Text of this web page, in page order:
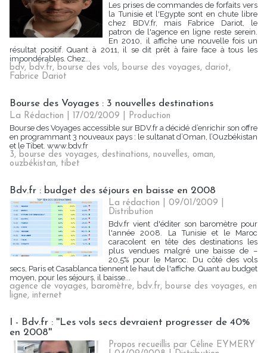
Les prises de commandes de forfaits vers
la Tunisie et l'Egypte sont en chute libre
chez BDV.fr, mais Fabrice Dariot, le
patron de l'agence en ligne reste serein.
En 2010, il affiche une nouvelle fois un
résultat positif. Quant à 2011, il se dit prêt à faire face à tous les
impondérables. Chez...
bdv, bdv.fr, bourse des vols, bourse des voyages, dariot,
Fabrice Dariot
Bourse des Voyages : 3 nouvelles destinations
La Rédaction | 17/02/2009
Production
Bourse des Voyages accessible sur BDV.fr a décidé d’enrichir son offre
en programmant 3 nouveaux pays : le sultanat d’Oman, l’Ouzbékistan
et le Tibet. www.bdv.fr
3, bourse des voyages, destinations, nouvelles, oman,
ouzbékistan, tibet
Bdv.fr : budget des séjours en baisse en 2008
La rédaction | 09/01/2009
Distribution
Bdv.fr vient d'éditer son baromètre pour
l'année 2008. La Tunisie et le Maroc
caracolent en tête des destinations les
plus vendues malgré une baisse de –
20,5% pour le Maroc. Du côté des vols
secs, Paris et Casablanca tiennent le haut de l'affiche. Quant au budget
moyen, pour les séjours, il baisse...
agence de voyages, baromètre, bdv.fr, bourse des voyages, en
ligne, internet
I - Bdv.fr : ''Les vols secs devraient progresser de 40%
en 2008''
Propos recueillis par Céline EYMERY